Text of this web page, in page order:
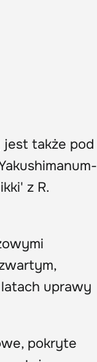
jest także pod
z R.
uprawy
pokryte